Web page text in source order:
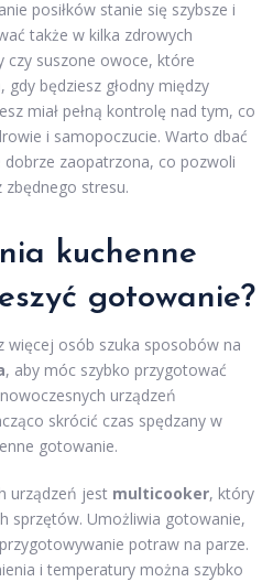
posiłków stanie się szybsze i
także w kilka zdrowych
czy suszone owoce, które
będziesz głodny między
miał pełną kontrolę nad tym, co
i samopoczucie. Warto dbać
dobrze zaopatrzona, co pozwoli
stresu.
kuchenne
gotowanie?
więcej osób szuka sposobów na
, aby móc szybko przygotować
urządzeń
skrócić czas spędzany w
gotowanie.
urządzeń jest multicooker, który
sprzętów. Umożliwia gotowanie,
potraw na parze.
i temperatury można szybko